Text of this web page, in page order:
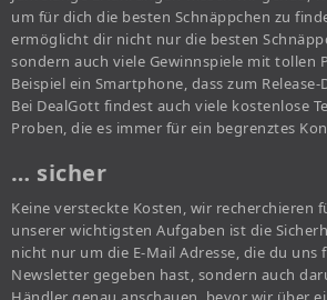
um für dich die besten Schnäppchen zu
ermöglicht dir nicht nur die besten
sondern auch viele Gewinnspiele mit tollen
Beispiel ein Smartphone, dass zum
Bei DealGott findest auch viele kostenlose
Proben, die es immer für ein begrenztes
… sicher
Keine versteckte Kosten, wir recherchieren
unserer wichtigsten Aufgaben ist die
nicht nur um die E-Mail Adresse, die du uns
Newsletter gegeben hast, sondern auch